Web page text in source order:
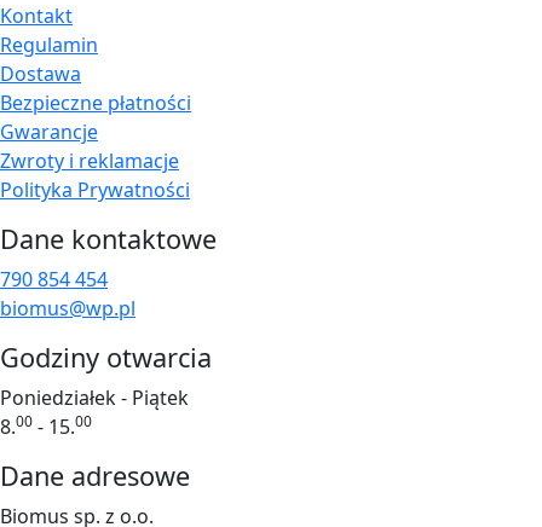
Kontakt
Regulamin
Dostawa
Bezpieczne płatności
Gwarancje
Zwroty i reklamacje
Polityka Prywatności
Dane kontaktowe
790 854 454
biomus@wp.pl
Godziny otwarcia
Poniedziałek - Piątek
8.00 - 15.00
Dane adresowe
Biomus sp. z o.o.